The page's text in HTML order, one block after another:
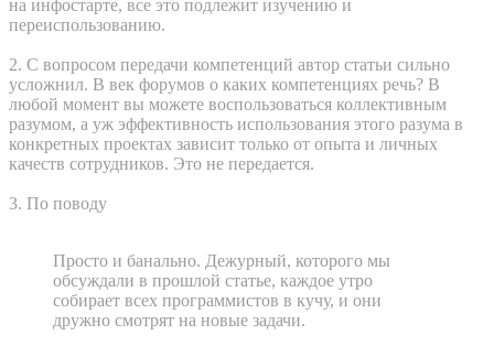
на инфостарте, все это подлежит изучению и
переиспользованию.
2. С вопросом передачи компетенций автор статьи сильно
усложнил. В век форумов о каких компетенциях речь? В
любой момент вы можете воспользоваться коллективным
разумом, а уж эффективность использования этого разума в
конкретных проектах зависит только от опыта и личных
качеств сотрудников. Это не передается.
3. По поводу
Просто и банально. Дежурный, которого мы
обсуждали в прошлой статье, каждое утро
собирает всех программистов в кучу, и они
дружно смотрят на новые задачи.